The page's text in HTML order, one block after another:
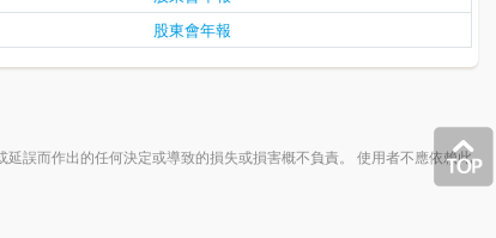
股東會年報
誤而作出的任何決定或導致的損失或損害概不負責。 使用者不應依賴此